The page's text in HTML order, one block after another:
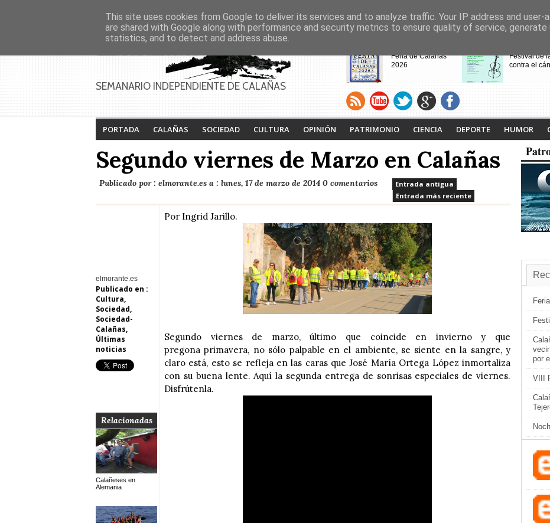
PAGINAS Inicio Contacto Anúnciate
SEMANARIO INDEPENDIENTE DE CALAÑAS
Feria de Calañas
2026
Festival de
contra el
VIII Feria de
Calañas
Calañas
Tejero" y la
proyección
pasada ruta
PORTADA CALAÑAS SOCIEDAD CULTURA OPINIÓN PATRIMONIO CIENCIA DEPORTE HUMOR
Segundo viernes de Marzo en Calañas
Publicado por : elmorante.es a : lunes, 17 de marzo de 2014 0 comentarios
Entrada antigua
Entrada más reciente
elmorante.es
Publicado en :
Cultura,
Sociedad,
Sociedad-
Calañas,
Últimas
noticias
Relacionadas
Calañeses en
Alemania
Por Ingrid Jarillo.
Segundo viernes de marzo, último que coincide en invierno y que
pregona primavera, no sólo palpable en el ambiente, se siente en la sangre, y
claro está, esto se refleja en las caras que José María Ortega López inmortaliza
con su buena lente. Aquí la segunda entrega de sonrisas especiales de viernes.
Disfrútenla.
por
VIII
This site uses cookies from Google to deliver its services and to analyze traffic. Your IP address and user-
are shared with Google along with performance and security metrics to ensure quality of service, generate
statistics, and to detect and address abuse.